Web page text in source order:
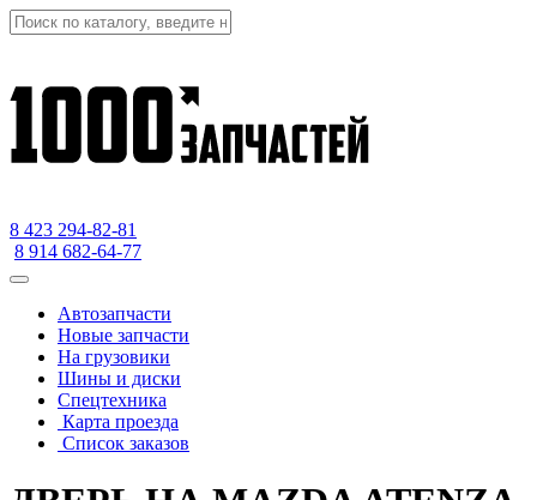
8 423 294-82-81
8 914 682-64-77
Автозапчасти
Новые запчасти
На грузовики
Шины и диски
Спецтехника
Карта проезда
Список заказов